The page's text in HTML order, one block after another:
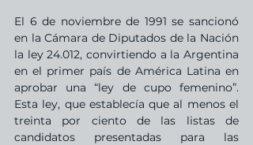
El 6 de noviembre de 1991 se sancionó
en la Cámara de Diputados de la Nación
la ley 24.012, convirtiendo a la Argentina
en el primer país de América Latina en
aprobar una “ley de cupo femenino”.
Esta ley, que establecía que al menos el
treinta por ciento de las listas de
candidatos presentadas para las